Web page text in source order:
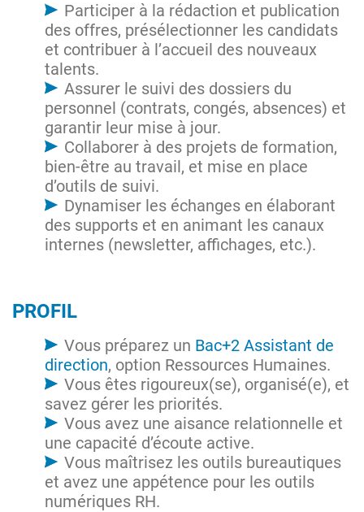
Participer à la rédaction et publication
des offres, présélectionner les candidats
et contribuer à l’accueil des nouveaux
talents.
Assurer le suivi des dossiers du
personnel (contrats, congés, absences) et
garantir leur mise à jour.
Collaborer à des projets de formation,
bien-être au travail, et mise en place
d’outils de suivi.
Dynamiser les échanges en élaborant
des supports et en animant les canaux
internes (newsletter, affichages, etc.).
PROFIL
Vous préparez un Bac+2 Assistant de
direction, option Ressources Humaines.
Vous êtes rigoureux(se), organisé(e), et
savez gérer les priorités.
Vous avez une aisance relationnelle et
une capacité d’écoute active.
Vous maîtrisez les outils bureautiques
et avez une appétence pour les outils
numériques RH.